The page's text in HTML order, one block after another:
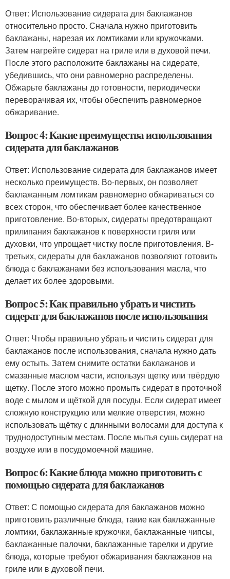
Ответ: Использование сидерата для баклажанов
относительно просто. Сначала нужно приготовить
баклажаны, нарезая их ломтиками или кружочками.
Затем нагрейте сидерат на гриле или в духовой печи.
После этого расположите баклажаны на сидерате,
убедившись, что они равномерно распределены.
Обжарьте баклажаны до готовности, периодически
переворачивая их, чтобы обеспечить равномерное
обжаривание.
Вопрос 4: Какие преимущества использования
сидерата для баклажанов
Ответ: Использование сидерата для баклажанов имеет
несколько преимуществ. Во-первых, он позволяет
баклажанным ломтикам равномерно обжариваться со
всех сторон, что обеспечивает более качественное
приготовление. Во-вторых, сидераты предотвращают
прилипания баклажанов к поверхности гриля или
духовки, что упрощает чистку после приготовления. В-
третьих, сидераты для баклажанов позволяют готовить
блюда с баклажанами без использования масла, что
делает их более здоровыми.
Вопрос 5: Как правильно убрать и чистить
сидерат для баклажанов после использования
Ответ: Чтобы правильно убрать и чистить сидерат для
баклажанов после использования, сначала нужно дать
ему остыть. Затем снимите остатки баклажанов и
смазанные маслом части, используя щетку или твёрдую
щетку. После этого можно промыть сидерат в проточной
воде с мылом и щёткой для посуды. Если сидерат имеет
сложную конструкцию или мелкие отверстия, можно
использовать щётку с длинными волосами для доступа к
труднодоступным местам. После мытья сушь сидерат на
воздухе или в посудомоечной машине.
Вопрос 6: Какие блюда можно приготовить с
помощью сидерата для баклажанов
Ответ: С помощью сидерата для баклажанов можно
приготовить различные блюда, такие как баклажанные
ломтики, баклажанные кружочки, баклажанные чипсы,
баклажанные палочки, баклажанные тарелки и другие
блюда, которые требуют обжаривания баклажанов на
гриле или в духовой печи.